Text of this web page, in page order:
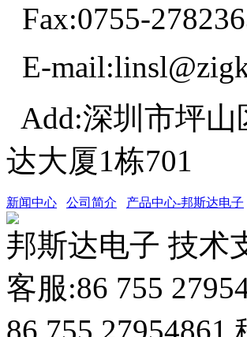
Fax:0755-
E-
Add:深圳市坪
达大厦1栋701
新闻中心 公司简介 产品中心-邦斯达电子
邦斯达电子 技术
客服:86 755
86 755 27954861